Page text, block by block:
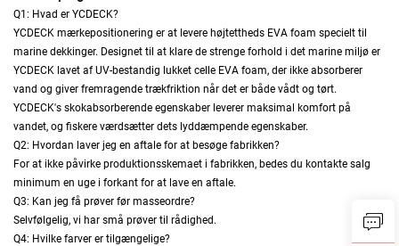
Q1: Hvad er YCDECK?
YCDECK mærkepositionering er at levere højtettheds EVA foam specielt til
marine dekkinger. Designet til at klare de strenge forhold i det marine miljø er
YCDECK lavet af UV-bestandig lukket celle EVA foam, der ikke absorberer
vand og giver fremragende trækfriktion når det er både vådt og tørt.
YCDECK's skokabsorberende egenskaber leverer maksimal komfort på
vandet, og fiskere værdsætter dets lyddæmpende egenskaber.
Q2: Hvordan laver jeg en aftale for at besøge fabrikken?
For at ikke påvirke produktionsskemaet i fabrikken, bedes du kontakte salg
minimum en uge i forkant for at lave en aftale.
Q3: Kan jeg få prøver før masseordre?
Selvfølgelig, vi har små prøver til rådighed.
Q4: Hvilke farver er tilgængelige?